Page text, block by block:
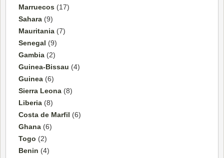
Marruecos (17)
Sahara (9)
Mauritania (7)
Senegal (9)
Gambia (2)
Guinea-Bissau (4)
Guinea (6)
Sierra Leona (8)
Liberia (8)
Costa de Marfil (6)
Ghana (6)
Togo (2)
Benin (4)